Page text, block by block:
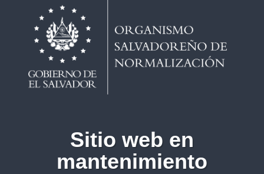
Sitio web en
mantenimiento